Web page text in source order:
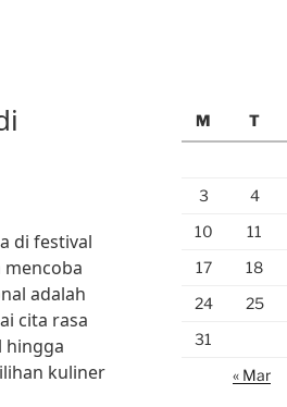
di festival
mencoba
adalah
cita rasa
hingga
kuliner
M
T
3
4
10
11
17
18
24
25
31
« Mar